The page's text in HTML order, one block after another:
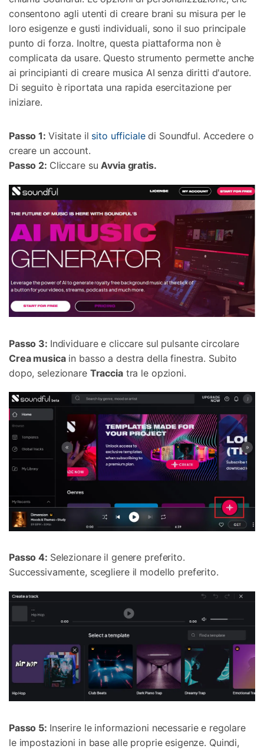
consentono agli utenti di creare brani su misura per le
loro esigenze e gusti individuali, sono il suo principale
punto di forza. Inoltre, questa piattaforma non è
complicata da usare. Questo strumento permette anche
ai principianti di creare musica AI senza diritti d'autore.
Di seguito è riportata una rapida esercitazione per
iniziare.
Passo 1: Visitate il sito ufficialedi Soundful. Accedere o
creare un account.
Passo 2: Cliccare suAvvia gratis.
Passo 3: Individuare e cliccare sul pulsante circolare
Crea musicain basso a destra della finestra. Subito
dopo, selezionare Tracciatra le opzioni.
Passo 4: Selezionare il genere preferito.
Successivamente, scegliere il modello preferito.
Passo 5: Inserire le informazioni necessarie e regolare
le impostazioni in base alle proprie esigenze. Quindi,